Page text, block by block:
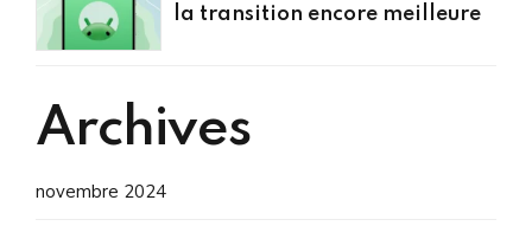
la transition encore meilleure
Archives
novembre 2024